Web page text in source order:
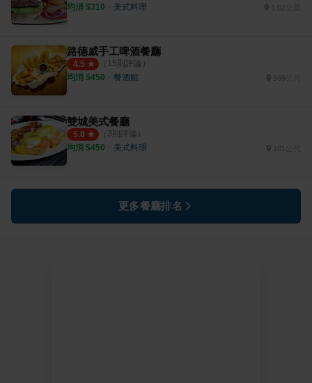
均消 $310 ・ 美式料理
路德威手工啤酒餐廳
4.5 （ 15則評論）
均消 $450 ・ 餐酒館
雙城美式餐廳
5.0 （ 3則評論）
均消 $450 ・ 美式料理
更多餐廳排名